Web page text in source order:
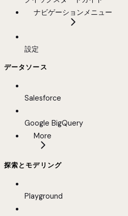
ナビゲーションメニュー
設定
データソース
Salesforce
Google BigQuery
More
探索とモデリング
Playground